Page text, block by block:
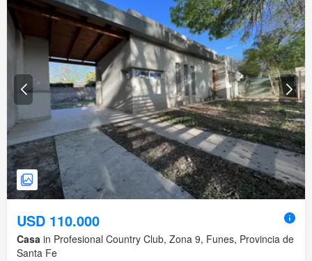
USD 110.000
Casa in Profesional Country Club, Zona 9, Funes, Provincia de
Santa Fe